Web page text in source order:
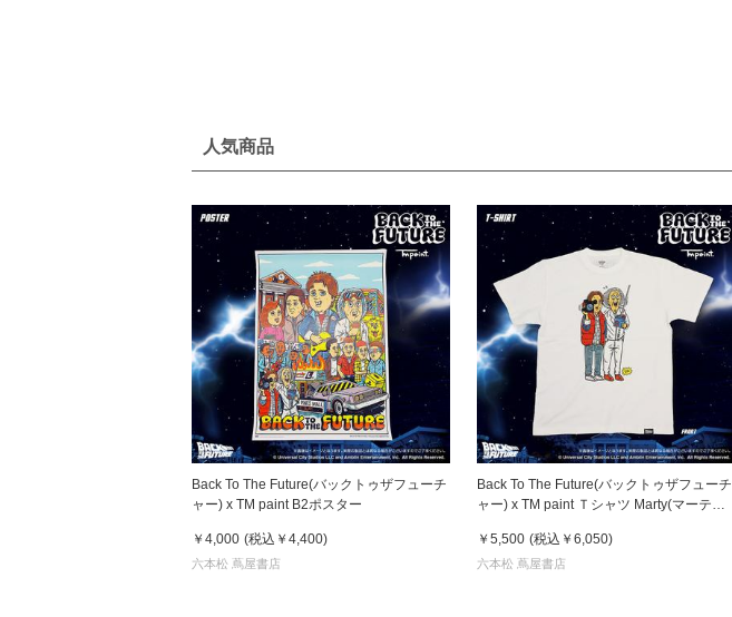
人気商品
Back To The Future(バックトゥザフューチ
ャー) x TM paint B2ポスター
￥4,000 (税込 ￥4,400)
六本松 蔦屋書店
Back To The Future(バックトゥザフューチ
ャー) x TM paint Ｔシャツ Marty(マーティ)
￥5,500 (税込 ￥6,050)
六本松 蔦屋書店